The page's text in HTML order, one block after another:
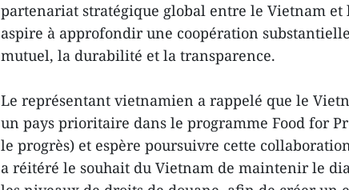
partenariat stratégique global entre le Vietnam et
aspire à approfondir une coopération
mutuel, la durabilité et la transparence.
Le représentant vietnamien a rappelé que le
un pays prioritaire dans le programme Food for
le progrès) et espère poursuivre cette
a réitéré le souhait du Vietnam de maintenir le